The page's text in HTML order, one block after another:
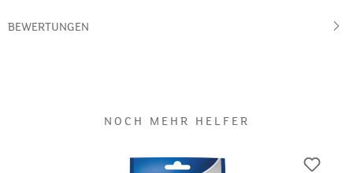
BEWERTUNGEN
NOCH MEHR HELFER